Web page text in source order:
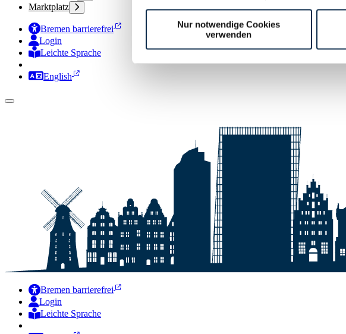
Nur notwendige Cookies
verwenden
Marktplatz
Bremen barrierefrei
Login
Leichte Sprache
Zur Deutschen Gebärdensprache
English
Bremen barrierefrei
Login
Leichte Sprache